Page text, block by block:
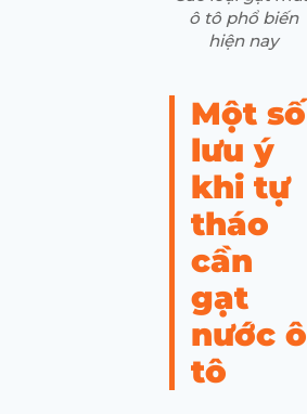
ô tô phổ biến
hiện nay
Một số
lưu ý
khi tự
tháo
cần
gạt
nước ô
tô